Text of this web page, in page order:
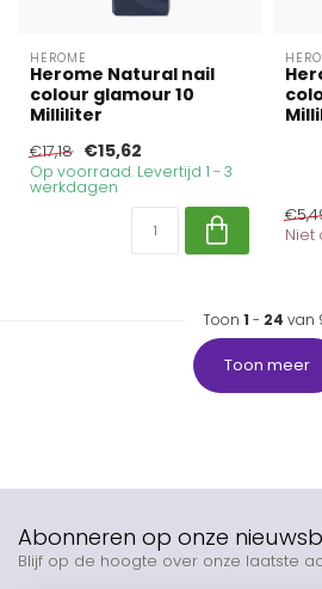
HEROME
Herome Natural nail
colour glamour 10
Milliliter
€17,18 €15,62
Op voorraad. Levertijd 1 - 3
werkdagen
Niet
Toon 1 - 24 van
Toon meer
Abonneren op onze
Blijf op de hoogte over onze laatste